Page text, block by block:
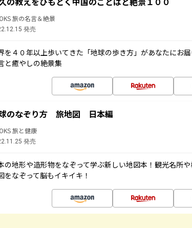
旅の名言＆絶景
発売
を４０年以上歩いてきた「地球の歩き方」があなたにお
と癒やしの絶景集
のなぞり方 旅地図 日本編
旅と健康
発売
の地形や造形物をなぞって学ぶ新しい地図本！観光名所
をなぞって脳もイキイキ！